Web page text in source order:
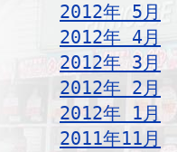
2012年 5月
2012年 4月
2012年 3月
2012年 2月
2012年 1月
2011年11月